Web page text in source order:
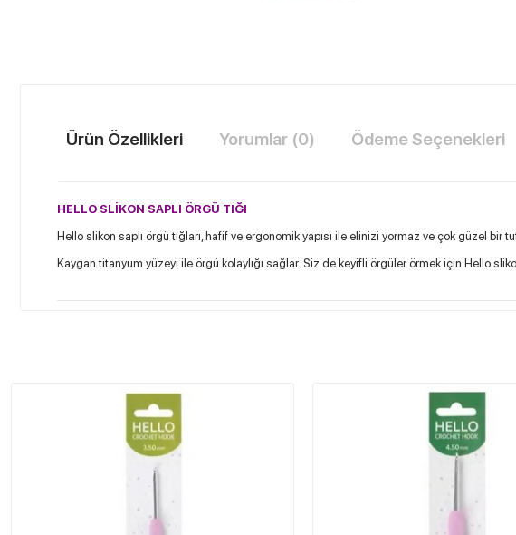
Ürün Özellikleri Yorumlar (0) Ödeme Seçenekleri
HELLO SLİKON SAPLI ÖRGÜ TIĞI
Hello slikon saplı örgü tığları, hafif ve ergonomik yapısı ile elinizi yormaz ve çok güzel bir
Kaygan titanyum yüzeyi ile örgü kolaylığı sağlar. Siz de keyifli örgüler örmek için Hello